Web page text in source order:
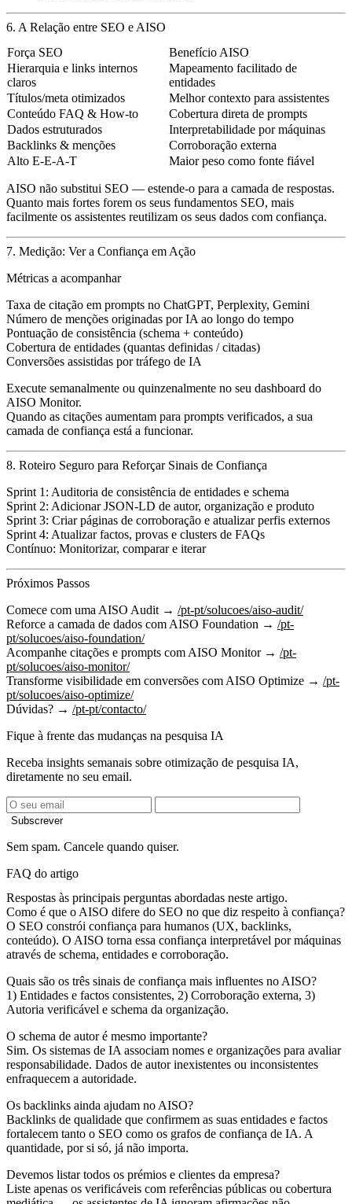
6. A Relação entre SEO e AISO
Força SEO
Benefício AISO
Hierarquia e links internos
claros
Mapeamento facilitado de
entidades
Títulos/meta otimizados
Melhor contexto para assistentes
Conteúdo FAQ & How-to
Cobertura direta de prompts
Dados estruturados
Interpretabilidade por máquinas
Backlinks & menções
Corroboração externa
Alto E-E-A-T
Maior peso como fonte fiável
AISO não substitui SEO — estende-o para a camada de respostas.
Quanto mais fortes forem os seus fundamentos SEO, mais
facilmente os assistentes reutilizam os seus dados com confiança.
7. Medição: Ver a Confiança em Ação
Métricas a acompanhar
Taxa de citação em prompts no ChatGPT, Perplexity, Gemini
Número de menções originadas por IA ao longo do tempo
Pontuação de consistência (schema + conteúdo)
Cobertura de entidades (quantas definidas / citadas)
Conversões assistidas por tráfego de IA
Execute semanalmente ou quinzenalmente no seu dashboard do
AISO Monitor.
Quando as citações aumentam para prompts verificados, a sua
camada de confiança está a funcionar.
8. Roteiro Seguro para Reforçar Sinais de Confiança
Sprint 1: Auditoria de consistência de entidades e schema
Sprint 2: Adicionar JSON-LD de autor, organização e produto
Sprint 3: Criar páginas de corroboração e atualizar perfis externos
Sprint 4: Atualizar factos, provas e clusters de FAQs
Contínuo: Monitorizar, comparar e iterar
Próximos Passos
Comece com uma AISO Audit → /pt-pt/solucoes/aiso-audit/
Reforce a camada de dados com AISO Foundation → /pt-
pt/solucoes/aiso-foundation/
Acompanhe citações e prompts com AISO Monitor→ /pt-
pt/solucoes/aiso-monitor/
Transforme visibilidade em conversões com AISO Optimize → /pt-
pt/solucoes/aiso-optimize/
Dúvidas? → /pt-pt/contacto/
Fique à frente das mudanças na pesquisa IA
Receba insights semanais sobre otimização de pesquisa IA,
diretamente no seu email.
Subscrever
Sem spam. Cancele quando quiser.
FAQ do artigo
Respostas às principais perguntas abordadas neste artigo.
Como é que o AISO difere do SEO no que diz respeito à confiança?
O SEO constrói confiança para humanos (UX, backlinks,
conteúdo). O AISO torna essa confiança interpretável por máquinas
através de schema, entidades e corroboração.
Quais são os três sinais de confiança mais influentes no AISO?
1) Entidades e factos consistentes, 2) Corroboração externa, 3)
Autoria verificável e schema da organização.
O schema de autor é mesmo importante?
Sim. Os sistemas de IA associam nomes e organizações para avaliar
responsabilidade. Dados de autor inexistentes ou inconsistentes
enfraquecem a autoridade.
Os backlinks ainda ajudam no AISO?
Backlinks de qualidade que confirmem as suas entidades e factos
fortalecem tanto o SEO como os grafos de confiança de IA. A
quantidade, por si só, já não importa.
Devemos listar todos os prémios e clientes da empresa?
Liste apenas os verificáveis com referências públicas ou cobertura